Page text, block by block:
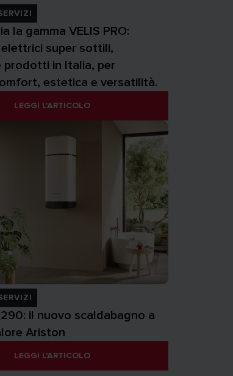
la gamma VELIS PRO:
super sottili,
in Italia, per
estetica e versatilità.
LEGGI L'ARTICOLO
il nuovo scaldabagno a
Ariston
LEGGI L'ARTICOLO